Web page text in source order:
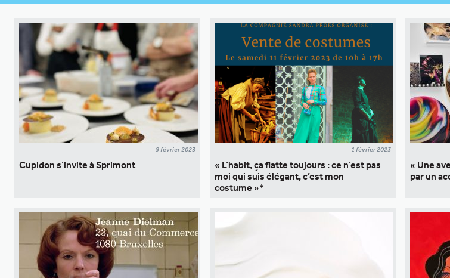
9 février 2023
Cupidon s’invite à Sprimont
1 février 2023
« L’habit, ça flatte toujours : ce n’est pas
moi qui suis élégant, c’est mon
costume »*
« Une
par un